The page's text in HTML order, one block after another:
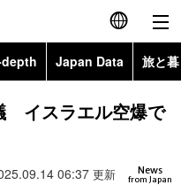
English
简体字
Japan Data 旅と
Topics
イスラエル空爆で
News
from Japan
06:37 更新